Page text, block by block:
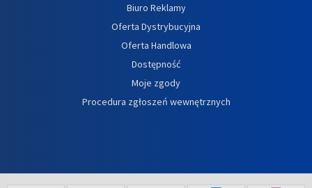
Biuro Reklamy
Oferta Dystrybucyjna
Oferta Handlowa
Dostępność
Moje zgody
Procedura zgłoszeń wewnętrznych